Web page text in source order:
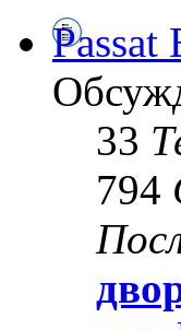
Passat
33
794